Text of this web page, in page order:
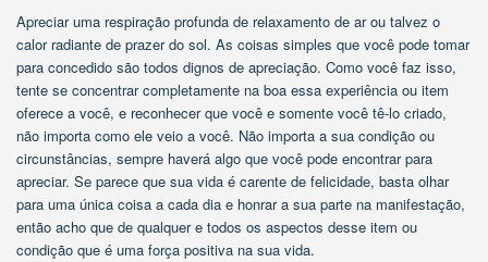
Apreciar uma respiração profunda de relaxamento de ar ou talvez o
calor radiante de prazer do sol. As coisas simples que você pode tomar
para concedido são todos dignos de apreciação. Como você faz isso,
tente se concentrar completamente na boa essa experiência ou item
oferece a você, e reconhecer que você e somente você tê-lo criado,
não importa como ele veio a você. Não importa a sua condição ou
circunstâncias, sempre haverá algo que você pode encontrar para
apreciar. Se parece que sua vida é carente de felicidade, basta olhar
para uma única coisa a cada dia e honrar a sua parte na manifestação,
então acho que de qualquer e todos os aspectos desse item ou
condição que é uma força positiva na sua vida.